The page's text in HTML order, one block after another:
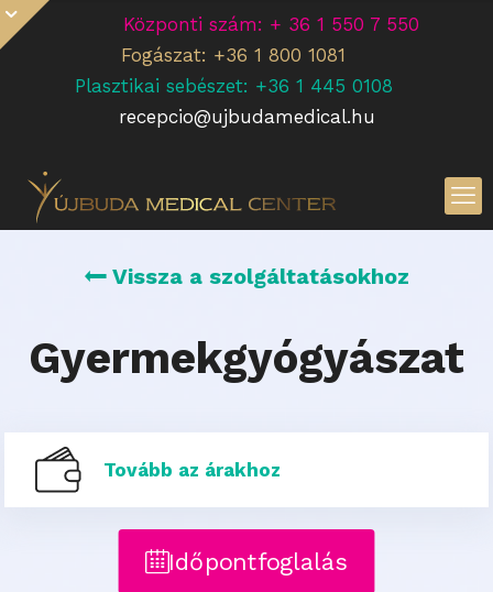
Központi szám: + 36 1 550 7 550
Fogászat: +36 1 800 1081
Plasztikai sebészet: +36 1 445 0108
recepcio@ujbudamedical.hu
Vissza a szolgáltatásokhoz
Gyermekgyógyászat
Tovább az árakhoz
Időpontfoglalás